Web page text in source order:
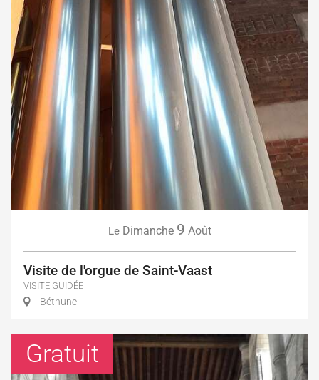
Le Dimanche 9 Août
Visite de l'orgue de Saint-Vaast
VISITE GUIDÉE
Béthune
Gratuit